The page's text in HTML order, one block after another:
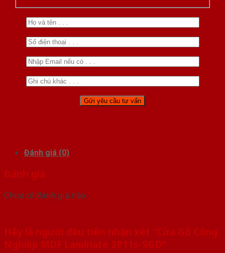
Đánh giá (0)
Đánh giá
Chưa có đánh giá nào.
Hãy là người đầu tiên nhận xét “Cửa Gỗ Công
Nghiệp MDF Laminate 2P11s-SGD”